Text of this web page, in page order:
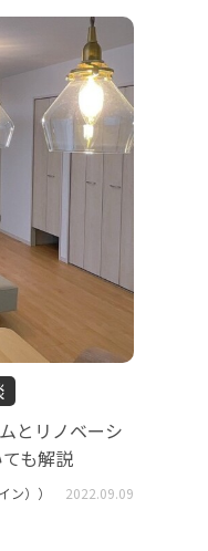
とリノベーシ
も解説
）） 2022.09.09